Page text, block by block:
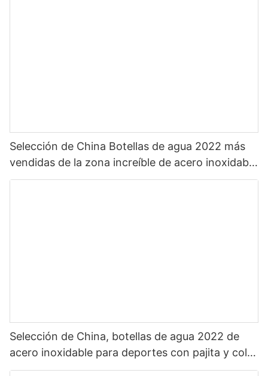
Selección de China Botellas de agua 2022 más
vendidas de la zona increíble de acero inoxidable
caliente para deportes con pajita y color
Selección de China, botellas de agua 2022 de
acero inoxidable para deportes con pajita y color
personalizado, zona increíble, superventas